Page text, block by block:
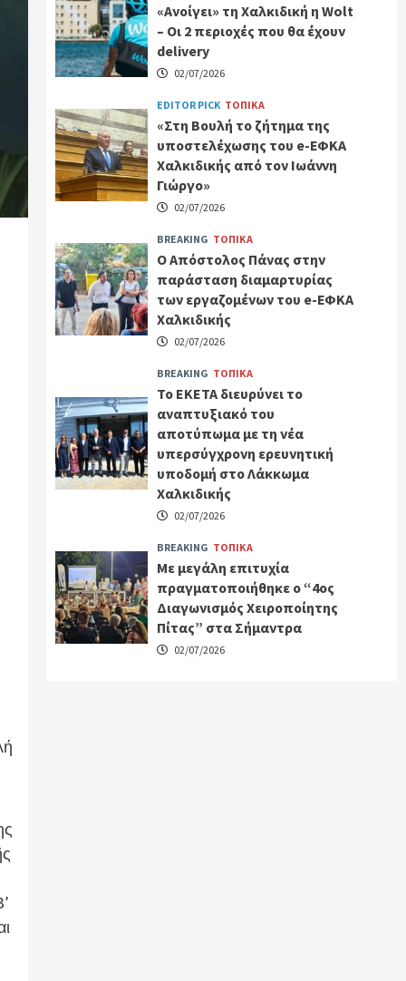
«Ανοίγει» τη Χαλκιδική η Wolt
– Οι 2 περιοχές που θα έχουν
delivery
02/07/2026
EDITOR PICK ΤΟΠΙΚΑ
«Στη Βουλή το ζήτημα της
υποστελέχωσης του e-ΕΦΚΑ
Χαλκιδικής από τον Ιωάννη
Γιώργο»
02/07/2026
BREAKING ΤΟΠΙΚΑ
Ο Απόστολος Πάνας στην
παράσταση διαμαρτυρίας
των εργαζομένων του e-ΕΦΚΑ
Χαλκιδικής
02/07/2026
BREAKING ΤΟΠΙΚΑ
Το ΕΚΕΤΑ διευρύνει το
αναπτυξιακό του
αποτύπωμα με τη νέα
υπερσύγχρονη ερευνητική
υποδομή στο Λάκκωμα
Χαλκιδικής
02/07/2026
BREAKING ΤΟΠΙΚΑ
Με μεγάλη επιτυχία
πραγματοποιήθηκε ο “4ος
Διαγωνισμός Χειροποίητης
Πίτας” στα Σήμαντρα
02/07/2026